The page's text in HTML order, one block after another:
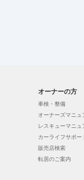
オーナーの方
車検・整備
オーナーズマニュ
レスキューマニュ
カーライフサポー
販売店検索
転居のご案内